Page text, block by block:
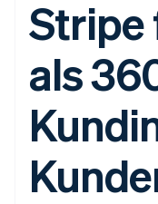
Zugriff auf mehr als
125
Zahlungen vor Ort
Authorization
Optimierung der
Beschleunigter
Bezahlvorgang
So
Stripe
als